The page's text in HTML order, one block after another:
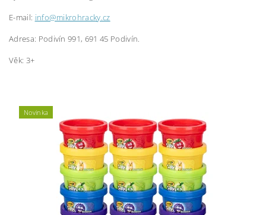
E-mail: info@mikrohracky.cz
Adresa: Podivín 991, 691 45 Podivín.
Věk: 3+
Novinka